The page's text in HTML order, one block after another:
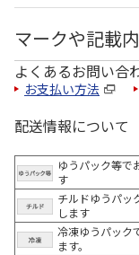
マークや記載
よくあるお問い合
お支払い方法
配送情報について
ゆうパック等で
す
チルドゆうパッ
します
冷凍ゆうパック
ます。